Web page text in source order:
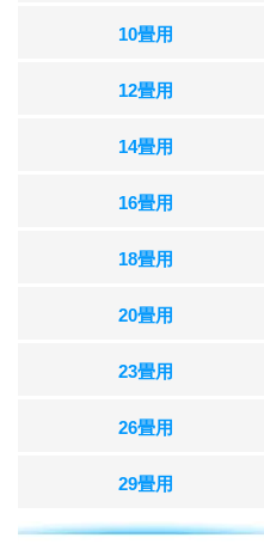
10畳用
12畳用
14畳用
16畳用
18畳用
20畳用
23畳用
26畳用
29畳用